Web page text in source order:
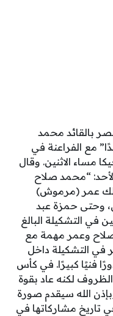
بالقائد محمد
مع الفراعنة في
بلجيكا مساء الاثنين. وقال
“محمد صلاح
عمر (مرموش)
وحتى حمزة عبد
في التشكيلة البالغ
صلاح وعمر مهمة مع
في التشكيلة داخل
فنيًا كبيرًا. في كأس
لكنه عاد بقوة
الله سيقدم صورة
تاريخ مشاركاتها في